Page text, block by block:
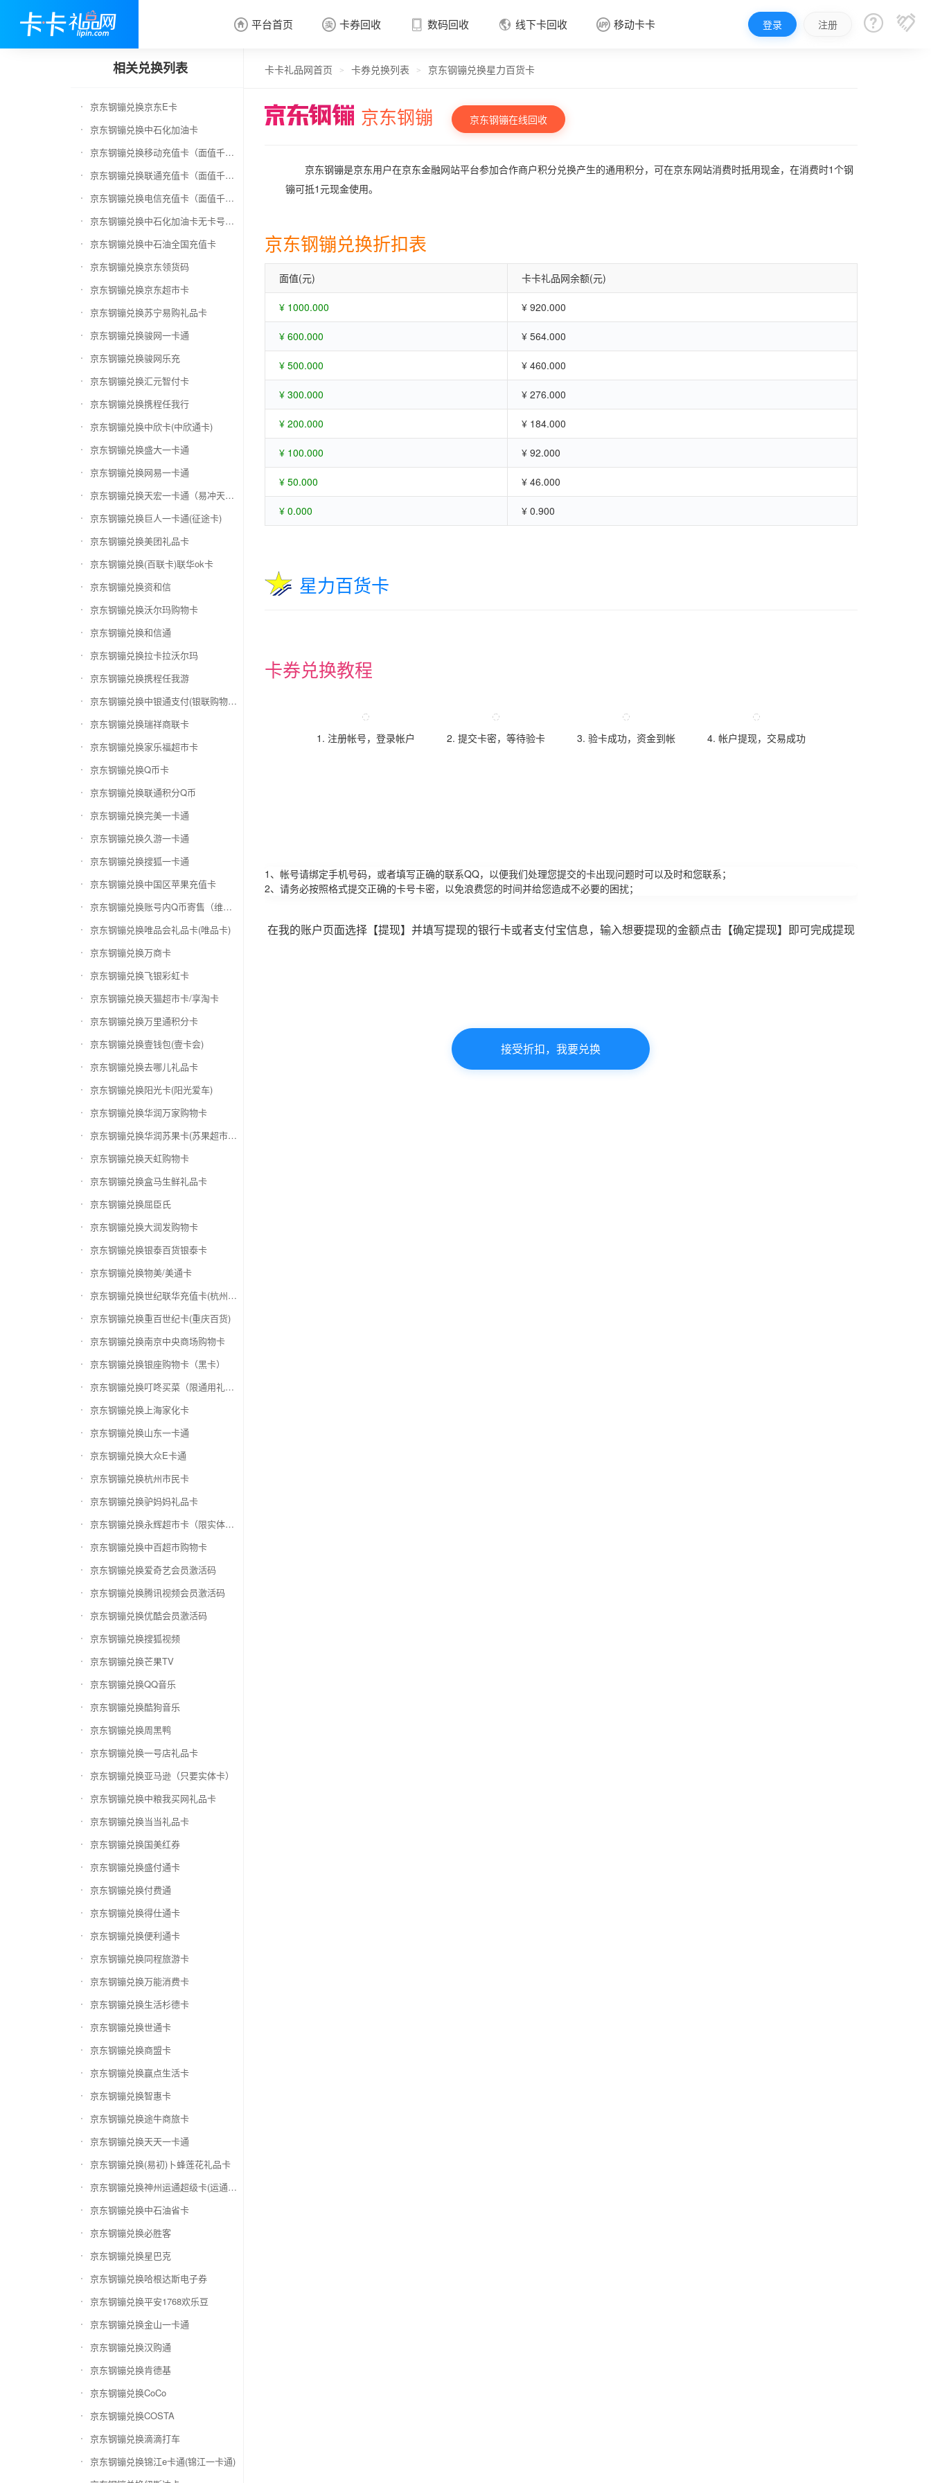
 平台首页  卡券回收
 卡券回收
 数码回收  线下卡回收  移动卡卡 登录 注册  
相关兑换列表
京东钢镚兑换京东E卡
京东钢镚兑换中石化加油卡
京东钢镚兑换移动充值卡（面值千万别选错）
京东钢镚兑换联通充值卡（面值千万别选错）
京东钢镚兑换电信充值卡（面值千万别选错）
京东钢镚兑换中石化加油卡无卡号（面值千万别选错）
京东钢镚兑换中石油全国充值卡
京东钢镚兑换京东领货码
京东钢镚兑换京东超市卡
京东钢镚兑换苏宁易购礼品卡
京东钢镚兑换骏网一卡通
京东钢镚兑换骏网乐充
京东钢镚兑换汇元智付卡
京东钢镚兑换携程任我行
京东钢镚兑换中欣卡(中欣通卡)
京东钢镚兑换盛大一卡通
京东钢镚兑换网易一卡通
京东钢镚兑换天宏一卡通（易冲天宏卡）
京东钢镚兑换巨人一卡通(征途卡)
京东钢镚兑换美团礼品卡
京东钢镚兑换(百联卡)联华ok卡
京东钢镚兑换资和信
京东钢镚兑换沃尔玛购物卡
京东钢镚兑换和信通
京东钢镚兑换拉卡拉沃尔玛
京东钢镚兑换携程任我游
京东钢镚兑换中银通支付(银联购物卡)
京东钢镚兑换瑞祥商联卡
京东钢镚兑换家乐福超市卡
京东钢镚兑换Q币卡
京东钢镚兑换联通积分Q币
京东钢镚兑换完美一卡通
京东钢镚兑换久游一卡通
京东钢镚兑换搜狐一卡通
京东钢镚兑换中国区苹果充值卡
京东钢镚兑换账号内Q币寄售（维护中）
京东钢镚兑换唯品会礼品卡(唯品卡)
京东钢镚兑换万商卡
京东钢镚兑换飞银彩虹卡
京东钢镚兑换天猫超市卡/享淘卡
京东钢镚兑换万里通积分卡
京东钢镚兑换壹钱包(壹卡会)
京东钢镚兑换去哪儿礼品卡
京东钢镚兑换阳光卡(阳光爱车)
京东钢镚兑换华润万家购物卡
京东钢镚兑换华润苏果卡(苏果超市卡)（维护 请暂停提交）
京东钢镚兑换天虹购物卡
京东钢镚兑换盒马生鲜礼品卡
京东钢镚兑换屈臣氏
京东钢镚兑换大润发购物卡
京东钢镚兑换银泰百货银泰卡
京东钢镚兑换物美/美通卡
京东钢镚兑换世纪联华充值卡(杭州联华)
京东钢镚兑换重百世纪卡(重庆百货)
京东钢镚兑换南京中央商场购物卡
京东钢镚兑换银座购物卡（黑卡）
京东钢镚兑换叮咚买菜（限通用礼品卡）
京东钢镚兑换上海家化卡
京东钢镚兑换山东一卡通
京东钢镚兑换大众E卡通
京东钢镚兑换杭州市民卡
京东钢镚兑换驴妈妈礼品卡
京东钢镚兑换永辉超市卡（限实体卡）
京东钢镚兑换中百超市购物卡
京东钢镚兑换爱奇艺会员激活码
京东钢镚兑换腾讯视频会员激活码
京东钢镚兑换优酷会员激活码
京东钢镚兑换搜狐视频
京东钢镚兑换芒果TV
京东钢镚兑换QQ音乐
京东钢镚兑换酷狗音乐
京东钢镚兑换周黑鸭
京东钢镚兑换一号店礼品卡
京东钢镚兑换亚马逊（只要实体卡）
京东钢镚兑换中粮我买网礼品卡
京东钢镚兑换当当礼品卡
京东钢镚兑换国美红券
京东钢镚兑换盛付通卡
京东钢镚兑换付费通
京东钢镚兑换得仕通卡
京东钢镚兑换便利通卡
京东钢镚兑换同程旅游卡
京东钢镚兑换万能消费卡
京东钢镚兑换生活杉德卡
京东钢镚兑换世通卡
京东钢镚兑换商盟卡
京东钢镚兑换赢点生活卡
京东钢镚兑换智惠卡
京东钢镚兑换途牛商旅卡
京东钢镚兑换天天一卡通
京东钢镚兑换(易初)卜蜂莲花礼品卡
京东钢镚兑换神州运通超级卡(运通网购卡)
京东钢镚兑换中石油省卡
京东钢镚兑换必胜客
京东钢镚兑换星巴克
京东钢镚兑换哈根达斯电子券
京东钢镚兑换平安1768欢乐豆
京东钢镚兑换金山一卡通
京东钢镚兑换汉购通
京东钢镚兑换肯德基
京东钢镚兑换CoCo
京东钢镚兑换COSTA
京东钢镚兑换滴滴打车
京东钢镚兑换锦江e卡通(锦江一卡通)
卡卡礼品网首页 > 卡券兑换列表 > 京东钢镚兑换星力百货卡
京东钢镚 京东钢镚在线回收
京东钢镚是京东用户在京东金融网站平台参加合作商户积分兑换产生的通用积分，可在京东网站消费时抵用现金，在消费时1个钢
镚可抵1元现金使用。
京东钢镚兑换折扣表
面值(元) 卡卡礼品网余额(元)
¥ 1000.000 ¥ 920.000
¥ 600.000 ¥ 564.000
¥ 500.000 ¥ 460.000
¥ 300.000 ¥ 276.000
¥ 200.000 ¥ 184.000
¥ 100.000 ¥ 92.000
¥ 50.000 ¥ 46.000
¥ 0.000 ¥ 0.900
星力百货卡
卡券兑换教程
1. 注册帐号，登录帐户 2. 提交卡密，等待验卡 3. 验卡成功，资金到帐 4. 帐户提现，交易成功
1、帐号请绑定手机号码，或者填写正确的联系QQ，以便我们处理您提交的卡出现问题时可以及时和您联系；
2、请务必按照格式提交正确的卡号卡密，以免浪费您的时间并给您造成不必要的困扰；
在我的账户页面选择【提现】并填写提现的银行卡或者支付宝信息，输入想要提现的金额点击【确定提现】即可完成提现
接受折扣，我要兑换